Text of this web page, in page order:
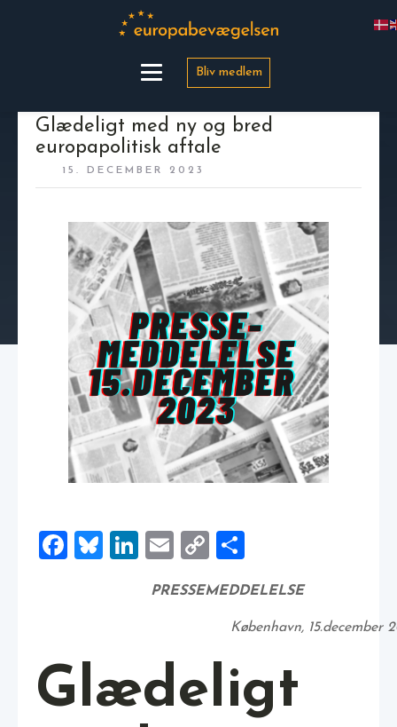
Bliv medlem
Glædeligt med ny og bred
europapolitisk aftale
15. DECEMBER 2023
Facebook
Bluesky
LinkedIn
EmailCopy
PRESSEMEDDELELSE
København, 15.december
Glædeligt